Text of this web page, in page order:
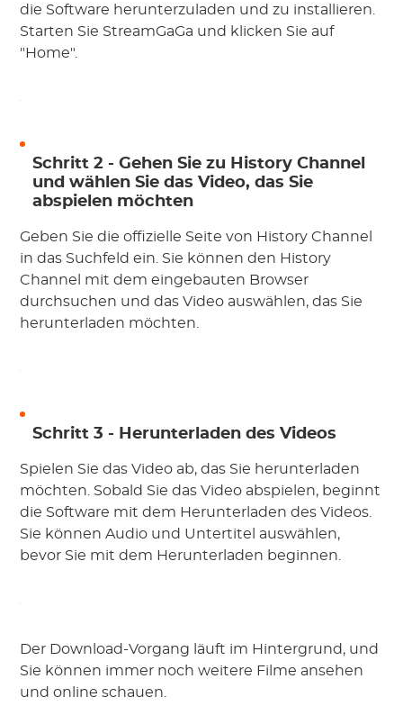
die Software herunterzuladen und zu installieren.
Starten Sie StreamGaGa und klicken Sie auf
"Home".
Schritt 2 - Gehen Sie zu History Channel
und wählen Sie das Video, das Sie
abspielen möchten
Geben Sie die offizielle Seite von History Channel
in das Suchfeld ein. Sie können den History
Channel mit dem eingebauten Browser
durchsuchen und das Video auswählen, das Sie
herunterladen möchten.
Schritt 3 - Herunterladen des Videos
Spielen Sie das Video ab, das Sie herunterladen
möchten. Sobald Sie das Video abspielen, beginnt
die Software mit dem Herunterladen des Videos.
Sie können Audio und Untertitel auswählen,
bevor Sie mit dem Herunterladen beginnen.
Der Download-Vorgang läuft im Hintergrund, und
Sie können immer noch weitere Filme ansehen
und online schauen.